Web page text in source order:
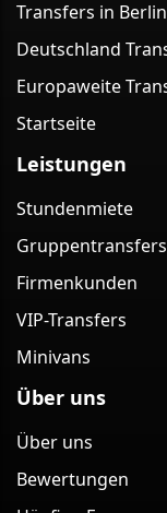
Transfers in Berlin
Deutschland
Europaweite
Startseite
Leistungen
Stundenmiete
Gruppentransfers
Firmenkunden
VIP-Transfers
Minivans
Über uns
Über uns
Bewertungen